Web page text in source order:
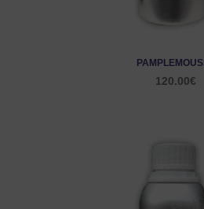
120.00€